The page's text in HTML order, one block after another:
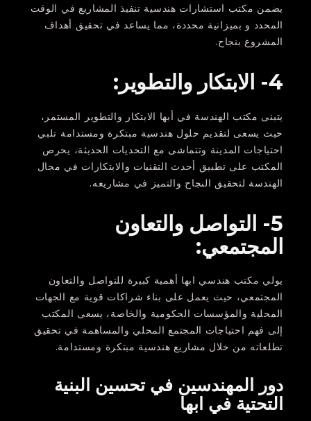
يضمن مكتب استشارات هندسية تنفيذ المشاريع في الوقت
المحدد و بميزانية محددة، مما يساعد في تحقيق أهداف
المشروع بنجاح.
4- الابتكار والتطوير:
يتبنى مكتب الهندسة في أبها الابتكار والتطوير المستمر،
حيث يسعى لتقديم حلول هندسية مبتكرة ومستدامة تلبي
احتياجات المدينة وتتماشى مع التحديات الحديثة، يحرص
المكتب على تطبيق أحدث التقنيات والابتكارات في مجال
الهندسة لتحقيق النجاح والتميز في مشاريعه.
5- التواصل والتعاون
المجتمعي:
يولي مكتب هندسي ابها أهمية كبيرة للتواصل والتعاون
المجتمعي، حيث يعمل على بناء شراكات قوية مع الجهات
المحلية والمؤسسات الحكومية والخاصة، يسعى المكتب
إلى فهم احتياجات المجتمع المحلي والمساهمة في تحقيق
تطلعاته من خلال مشاريع هندسية مبتكرة ومستدامة.
دور المهندسين في تحسين البنية
التحتية في ابها